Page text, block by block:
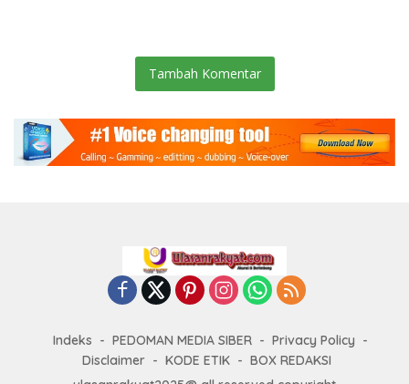
Tambah Komentar
Indeks PEDOMAN MEDIA SIBER
Privacy Policy
Disclaimer
KODE ETIK
BOX REDAKSI